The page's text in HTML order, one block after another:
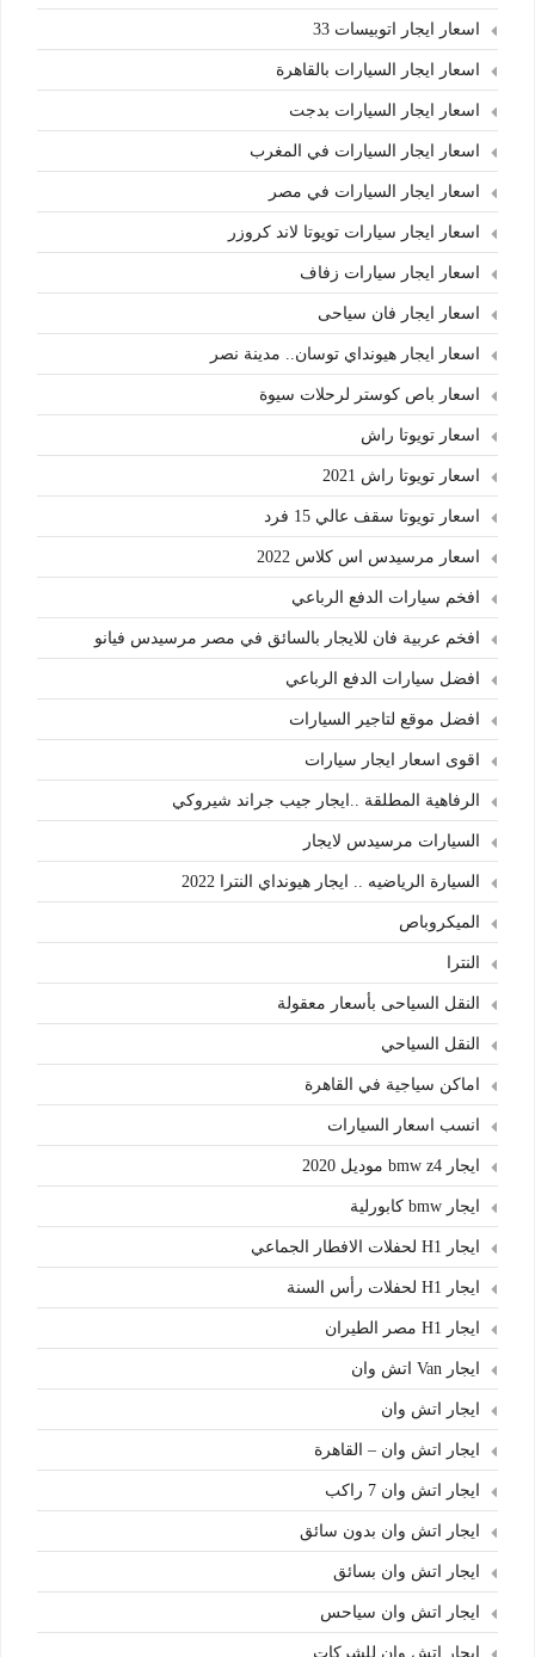
اسعار ايجار اتوبيسات 33
اسعار ايجار السيارات بالقاهرة
اسعار ايجار السيارات بدجت
اسعار ايجار السيارات في المغرب
اسعار ايجار السيارات في مصر
اسعار ايجار سيارات تويوتا لاند كروزر
اسعار ايجار سيارات زفاف
اسعار ايجار فان سياحى
اسعار ايجار هيونداي توسان.. مدينة نصر
اسعار باص كوستر لرحلات سيوة
اسعار تويوتا راش
اسعار تويوتا راش 2021
اسعار تويوتا سقف عالي 15 فرد
اسعار مرسيدس اس كلاس 2022
افخم سيارات الدفع الرباعي
افخم عربية فان للايجار بالسائق في مصر مرسيدس فيانو
افضل سيارات الدفع الرباعي
افضل موقع لتاجير السيارات
اقوى اسعار ايجار سيارات
الرفاهية المطلقة ..ايجار جيب جراند شيروكي
السيارات مرسيدس لايجار
السيارة الرياضيه .. ايجار هيونداي النترا 2022
الميكروباص
النترا
النقل السياحى بأسعار معقولة
النقل السياحي
اماكن سياجية في القاهرة
انسب اسعار السيارات
ايجار bmw z4 موديل 2020
ايجار bmw كابورلية
ايجار H1 لحفلات الافطار الجماعي
ايجار H1 لحفلات رأس السنة
ايجار H1 مصر الطيران
ايجار Van اتش وان
ايجار اتش وان
ايجار اتش وان – القاهرة
ايجار اتش وان 7 راكب
ايجار اتش وان بدون سائق
ايجار اتش وان بسائق
ايجار اتش وان سياحس
ايجار اتش وان للشركات